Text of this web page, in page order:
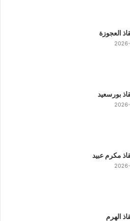
العجوزة
بورسعيد
مكرم عبيد
الهرم